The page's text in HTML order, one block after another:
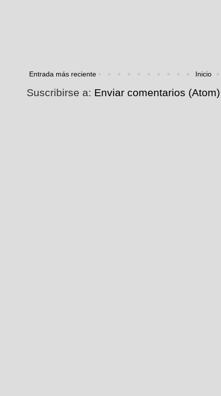
Entrada más reciente Inicio
Suscribirse a: Enviar comentarios (Atom)